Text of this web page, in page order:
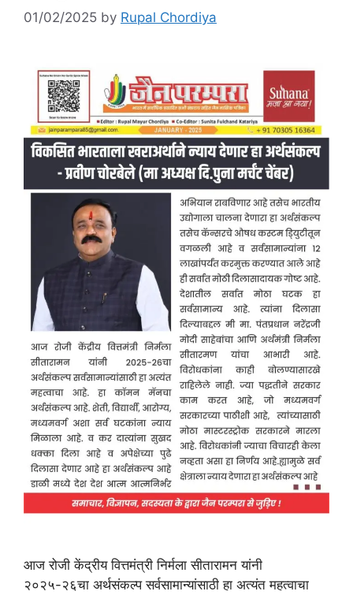
01/02/2025 by Rupal Chordiya
आज रोजी केंद्रीय वित्तमंत्री निर्मला सीतारामन यांनी
२०२५-२६चा अर्थसंकल्प सर्वसामान्यांसाठी हा अत्यंत महत्वाचा